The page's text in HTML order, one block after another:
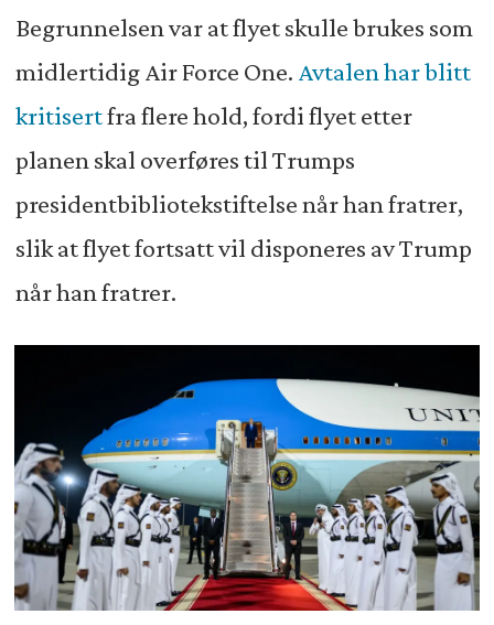
Begrunnelsen var at flyet skulle brukes som
midlertidig Air Force One. Avtalen har blitt
kritisertfra flere hold, fordi flyet etter
planen skal overføres til Trumps
presidentbibliotekstiftelse når han fratrer,
slik at flyet fortsatt vil disponeres av Trump
når han fratrer.